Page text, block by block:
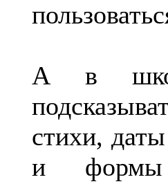
А в
стихи,
и формы